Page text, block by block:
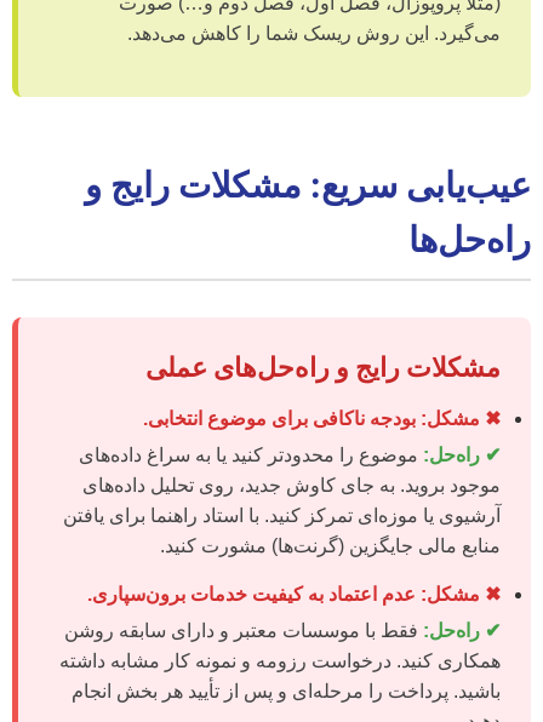
می‌گیرد. این روش ریسک شما را کاهش می‌دهد.
عیب‌یابی سریع: مشکلات رایج و
راه‌حل‌ها
مشکلات رایج و راه‌حل‌های عملی
✖ مشکل: بودجه ناکافی برای موضوع انتخابی.
✔ راه‌حل: موضوع را محدودتر کنید یا به سراغ داده‌های
موجود بروید. به جای کاوش جدید، روی تحلیل داده‌های
آرشیوی یا موزه‌ای تمرکز کنید. با استاد راهنما برای یافتن
منابع مالی جایگزین (گرنت‌ها) مشورت کنید.
✖ مشکل: عدم اعتماد به کیفیت خدمات برون‌سپاری.
✔ راه‌حل: فقط با موسسات معتبر و دارای سابقه روشن
همکاری کنید. درخواست رزومه و نمونه کار مشابه داشته
باشید. پرداخت را مرحله‌ای و پس از تأیید هر بخش انجام